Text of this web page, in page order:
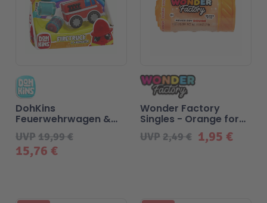
15,76 €
UVP19,99 €
DohKins
Feuerwehrwagen &
Feuerwehrmann 1,95 €
UVP2,49 €
Wonder Factory
Singles - Orange for
Sidekick